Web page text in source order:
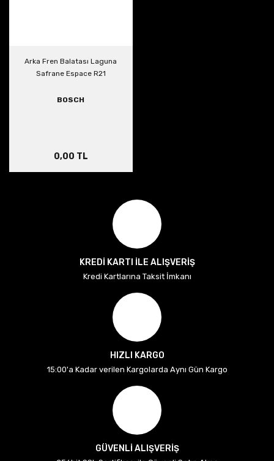
Arka Fren Balatası Laguna
Safrane Espace R21
BOSCH
0,00 TL
KREDİ KARTI İLE ALIŞVERİŞ
Kredi Kartlarına Taksit İmkanı
HIZLI KARGO
15:00'a Kadar verilen Kargolarda Aynı Gün Kargo
GÜVENLİ ALIŞVERİŞ